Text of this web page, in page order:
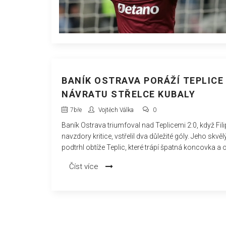
BANÍK OSTRAVA PORÁŽÍ TEPLICE
NÁVRATU STŘELCE KUBALY
7bře Vojtěch Válka 0
Baník Ostrava triumfoval nad Teplicemi 2:0, když
navzdory kritice, vstřelil dva důležité góly. Jeho
podtrhl obtíže Teplic, které trápí špatná koncovka a
do skupiny o titul.
Číst více